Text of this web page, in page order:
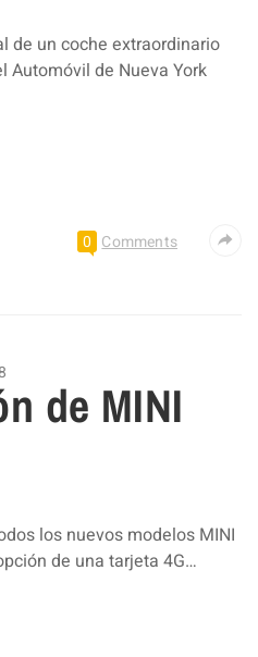
de un coche extraordinario
Automóvil de Nueva York
0 Comments
de MINI
los nuevos modelos MINI
de una tarjeta 4G…